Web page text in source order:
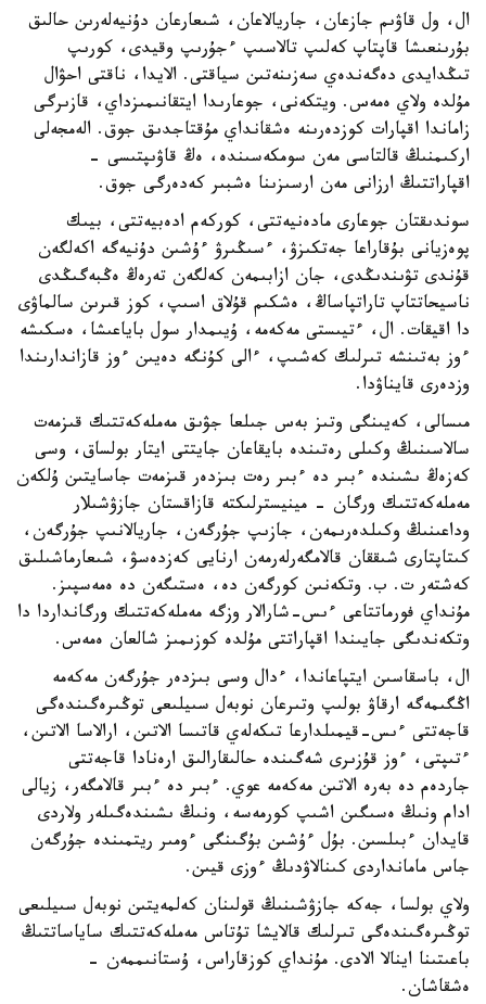
ال، ول قاۋىم جازعان، جاريالاعان، شىعارعان دۇنيەلەرىن حالىق
بۇرىنعىشا قاپتاپ كەلىپ تالاسىپ ءجۇرىپ وقيدى، كورىپ
تىڭدايدى دەگەندەي سەزىنەتىن سياقتى. الايدا، ناقتى احۋال
مۇلدە ولاي ەمەس. ويتكەنى، جوعارىدا ايتقانىمىزداي، قازىرگى
زاماندا اقپارات كوزدەرىنە ەشقانداي مۇقتاجدىق جوق. الەمجەلى
اركىمنىڭ قالتاسى مەن سومكەسىندە، ەڭ قاۋىپتىسى -
اقپاراتتىڭ ارزانى مەن ارسىزىنا ەشبىر كەدەرگى جوق.
سوندىقتان جوعارى مادەنيەتتى، كوركەم ادەبيەتتى، بيىك
پوەزيانى بۇقاراعا جەتكىزۋ، ءسىڭىرۋ ءۇشىن دۇنيەگە اكەلگەن
قۇندى تۋىندىڭدى، جان ازابىمەن كەلگەن تەرەڭ ەڭبەگىڭدى
ناسيحاتتاپ تاراتپاساڭ، ەشكىم قۇلاق اسىپ، كوز قىرىن سالماۋى
دا اقيقات. ال، ءتيىستى مەكەمە، ۇيىمدار سول باياعىشا، ەسكىشە
ءوز بەتىنشە تىرلىك كەشىپ، ءالى كۇنگە دەيىن ءوز قازاندارىندا
وزدەرى قايناۋدا.
مىسالى، كەيىنگى وتىز بەس جىلعا جۋىق مەملەكەتتىك قىزمەت
سالاسىنىڭ وكىلى رەتىندە بايقاعان جايتتى ايتار بولساق، وسى
كەزەڭ ىشىندە ءبىر دە ءبىر رەت بىزدەر قىزمەت جاسايتىن ۇلكەن
مەملەكەتتىك ورگان - مينيسترلىكتە قازاقستان جازۋشىلار
وداعىنىڭ وكىلدەرىمەن، جازىپ جۇرگەن، جاريالانىپ جۇرگەن،
كىتاپتارى شىققان قالامگەرلەرمەن ارنايى كەزدەسۋ، شىعارماشىلىق
كەشتەر ت. ب. وتكەنىن كورگەن دە، ەستىگەن دە ەمەسپىز.
مۇنداي فورماتتاعى ءىس-شارالار وزگە مەملەكەتتىك ورگانداردا دا
وتكەندىگى جايىندا اقپاراتتى مۇلدە كوزىمىز شالعان ەمەس.
ال، باسقاسىن ايتپاعاندا، ءدال وسى بىزدەر جۇرگەن مەكەمە
اڭگىمەگە ارقاۋ بولىپ وتىرعان نوبەل سىيلىعى توڭىرەگىندەگى
قاجەتتى ءىس-قيمىلدارعا تىكەلەي قاتىسا الاتىن، ارالاسا الاتىن،
ءتىپتى، ءوز قۇزىرى شەگىندە حالىقارالىق ارەنادا قاجەتتى
جاردەم دە بەرە الاتىن مەكەمە عوي. ءبىر دە ءبىر قالامگەر، زيالى
ادام ونىڭ ەسىگىن اشىپ كورمەسە، ونىڭ ىشىندەگىلەر ولاردى
قايدان ءبىلسىن. بۇل ءۇشىن بۇگىنگى ءومىر ريتمىندە جۇرگەن
جاس مامانداردى كىنالاۋدىڭ ءوزى قيىن.
ولاي بولسا، جەكە جازۋشىنىڭ قولىنان كەلمەيتىن نوبەل سىيلىعى
توڭىرەگىندەگى تىرلىك قالايشا تۇتاس مەملەكەتتىك ساياساتتىڭ
باعىتىنا اينالا الادى. مۇنداي كوزقاراس، ۇستانىممەن -
ەشقاشان.